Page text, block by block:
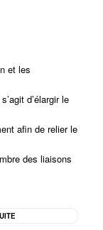
et les
d’élargir le
afin de relier le
des liaisons